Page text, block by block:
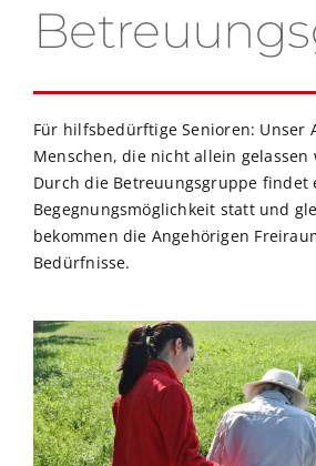
Für hilfsbedürftige Senioren: Unser
Menschen, die nicht allein gelassen
Durch die Betreuungsgruppe findet
Begegnungsmöglichkeit statt und
bekommen die Angehörigen
Bedürfnisse.